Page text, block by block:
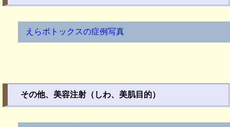
えらボトックスの症例写真
その他、美容注射（しわ、美肌目的）